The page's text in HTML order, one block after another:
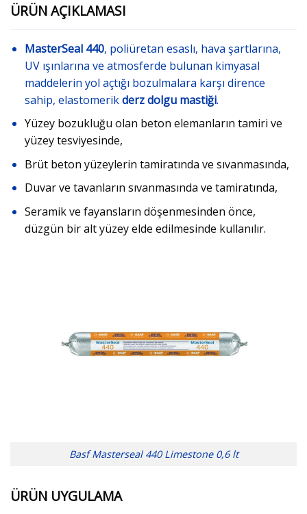
ÜRÜN AÇIKLAMASI
MasterSeal 440, poliüretan esaslı, hava şartlarına,
UV ışınlarına ve atmosferde bulunan kimyasal
maddelerin yol açtığı bozulmalara karşı dirence
sahip, elastomerikderz dolgu mastiği.
Yüzey bozukluğu olan beton elemanların tamiri ve
yüzey tesviyesinde,
Brüt beton yüzeylerin tamiratında ve sıvanmasında,
Duvar ve tavanların sıvanmasında ve tamiratında,
Seramik ve fayansların döşenmesinden önce,
düzgün bir alt yüzey elde edilmesinde kullanılır.
Basf Masterseal 440 Limestone 0,6 lt
ÜRÜN UYGULAMA